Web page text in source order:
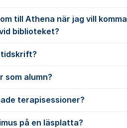
till Athena när jag vill komma
biblioteket?
tidskrift?
som alumn?
terapisessioner?
på en läsplatta?